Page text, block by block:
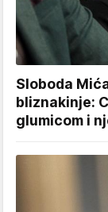
Sloboda
bliznakinje:
glumicom i